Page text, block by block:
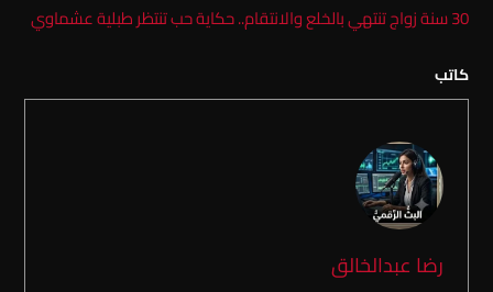
30 سنة زواج تنتهي بالخلع والانتقام.. حكاية حب تنتظر طبلية عشماوي
كاتب
رضا عبدالخالق